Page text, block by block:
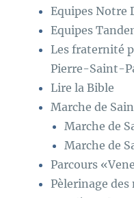
Equipes Notre
Equipes
Les fraternité
Pierre-Saint-
Lire la Bible
Marche de
Marche de
Marche de
Parcours
Pèlerinage